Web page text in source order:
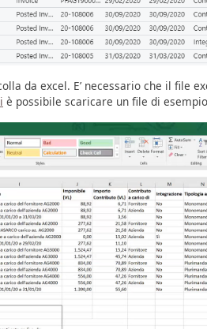
da excel. E’ necessario che il file
è possibile scaricare un file di